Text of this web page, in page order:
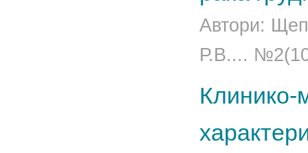
Автори:
Р.В....
Клинико-